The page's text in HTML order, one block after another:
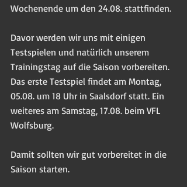
Wochenende um den 24.08. stattfinden.
Davor werden wir uns mit einigen
Testspielen und natürlich unserem
Trainingstag auf die Saison vorbereiten.
Das erste Testspiel findet am Montag,
05.08. um 18 Uhr in Saalsdorf statt. Ein
weiteres am Samstag, 17.08. beim VFL
Wolfsburg.
Damit sollten wir gut vorbereitet in die
Saison starten.